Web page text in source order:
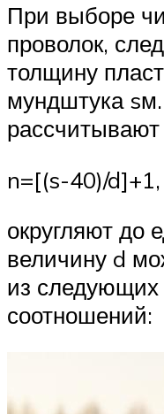
При выборе
проволок,
толщину
мундштука
n=[(s-40)/d]+1,
округляют до
величину d
из следующих
соотношений: